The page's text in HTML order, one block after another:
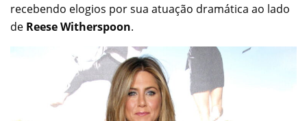
recebendo elogios por sua atuação dramática ao lado
de Reese Witherspoon.